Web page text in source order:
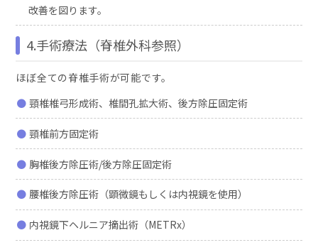
改善を図ります。
4.手術療法（脊椎外科参照）
ほぼ全ての脊椎手術が可能です。
頸椎椎弓形成術、椎間孔拡大術、後方除圧固定術
頸椎前方固定術
胸椎後方除圧術/後方除圧固定術
腰椎後方除圧術（顕微鏡もしくは内視鏡を使用）
内視鏡下ヘルニア摘出術（METRx）